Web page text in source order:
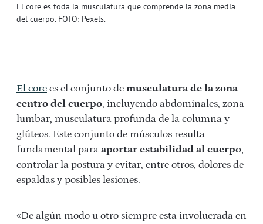
El core es toda la musculatura que comprende la zona media
del cuerpo. FOTO: Pexels.
El core es el conjunto de musculatura de la zona
centro del cuerpo, incluyendo abdominales, zona
lumbar, musculatura profunda de la columna y
glúteos. Este conjunto de músculos resulta
fundamental para aportar estabilidad al cuerpo,
controlar la postura y evitar, entre otros, dolores de
espaldas y posibles lesiones.
«De algún modo u otro siempre esta involucrada en